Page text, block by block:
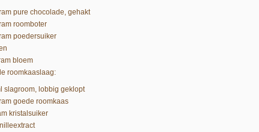
pure chocolade, gehakt
roomboter
poedersuiker
bloem
roomkaaslaag:
slagroom, lobbig geklopt
goede roomkaas
kristalsuiker